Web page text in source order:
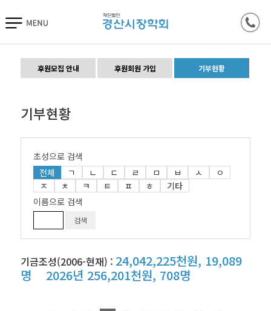
후원모집 안내 후원회원 가입 기부현황
기부현황
초성으로 검색
전체
ㄱ ㄴ ㄷ ㄹ ㅁ ㅂ ㅅ
ㅇ
ㅈ
ㅊ ㅋ ㅌ ㅍ ㅎ
기타
이름으로 검색
기금조성(2006-현재) : 24,042,225천원, 19,089
명 2026년 256,201천원, 708명